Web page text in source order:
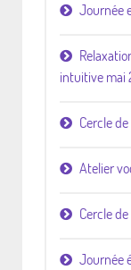
Journée
intuitive mai
Cercle
Atelier
Cercle
Journée